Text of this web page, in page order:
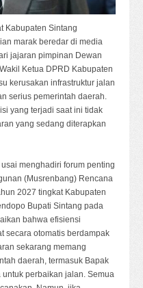
Kabupaten Sintang
marak beredar di media
jajaran pimpinan Dewan
Ketua DPRD Kabupaten
kerusakan infrastruktur jalan
serius pemerintah daerah.
yang terjadi saat ini tidak
yang sedang diterapkan
menghadiri forum penting
(Musrenbang) Rencana
2027 tingkat Kabupaten
Bupati Sintang pada
bahwa efisiensi
secara otomatis berdampak
sekarang memang
daerah, termasuk Bapak
perbaikan jalan. Semua